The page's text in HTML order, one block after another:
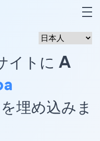
イトに A
埋め込みま